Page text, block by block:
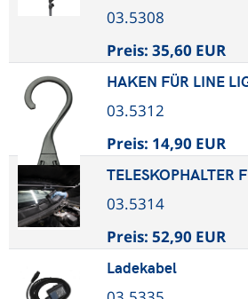
03.5308
Preis: 35,60 EUR
HAKEN FÜR LINE
03.5312
Preis: 14,90 EUR
TELESKOPHALTER
03.5314
Preis: 52,90 EUR
Ladekabel